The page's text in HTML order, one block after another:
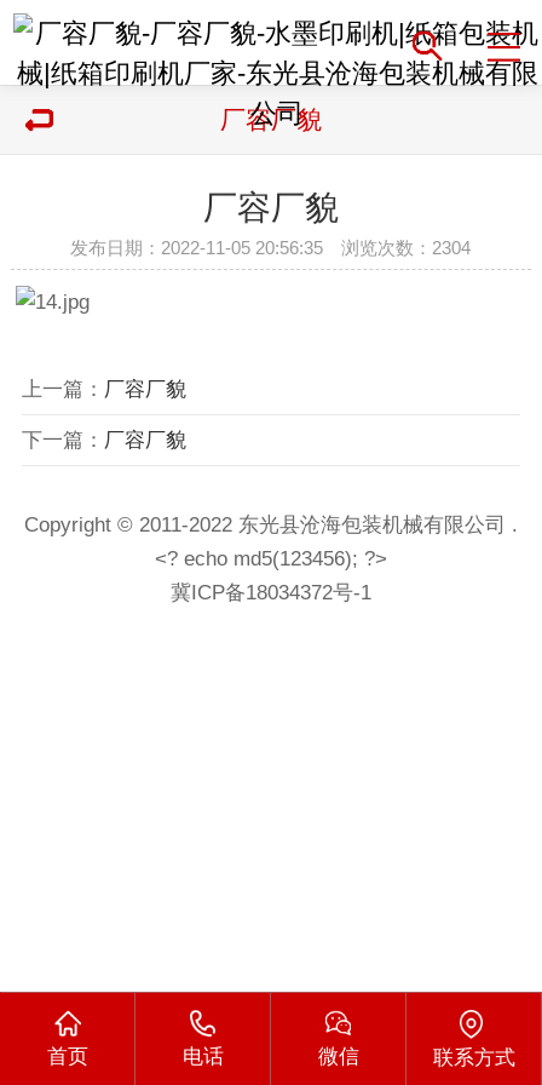
厂容厂貌
厂容厂貌
发布日期：2022-11-05 20:56:35 浏览次数： 2304
上一篇： 厂容厂貌
下一篇： 厂容厂貌
Copyright © 2011-2022 东光县沧海包装机械有限公司 .
<? echo md5(123456); ?>
冀ICP备18034372号-1
首页 电话 微信 联系方式